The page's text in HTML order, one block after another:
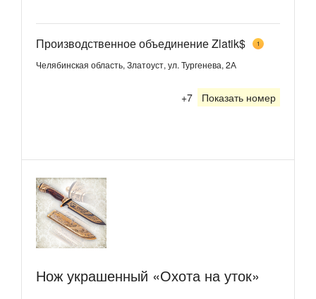
Производственное объединение Zlatik$ 1
Челябинская область, Златоуст, ул. Тургенева, 2А
+7 Показать номер
Нож украшенный «Охота на уток»